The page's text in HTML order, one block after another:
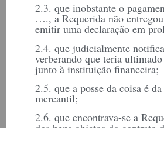
2.3. que inobstante o
…., a Requerida não
emitir uma declaração em
2.4. que judicialmente
verberando que teria ultimado
junto à instituição financeira;
2.5. que a posse da coisa é
mercantil;
2.6. que encontrava-se a
dos bens objetos do contrato